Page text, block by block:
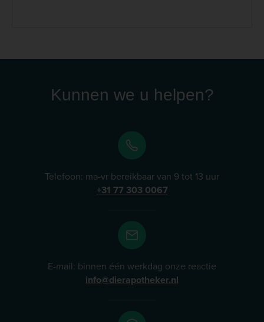
Kunnen we u helpen?
Telefoon: ma-vr bereikbaar van 9 tot 13 uur
+31 77 303 0067
E-mail: binnen één werkdag onze reactie
info@dierapotheker.nl